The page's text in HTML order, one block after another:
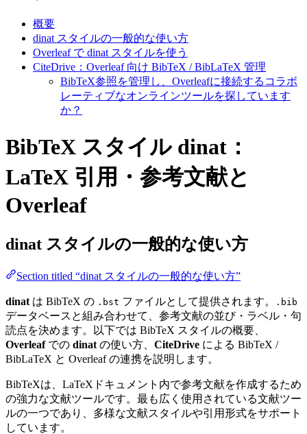
概要
dinat スタイルの一般的な使い方
Overleaf で dinat スタイルを使う
CiteDrive：Overleaf 向け BibTeX / BibLaTeX 管理
BibTeX参照を管理し、Overleafに接続するコラボ
レーティブなオンラインツールを探しています
か？
BibTeX スタイル dinat：
LaTeX 引用・参考文献と
Overleaf
dinat スタイルの一般的な使い方
Section titled “dinat スタイルの一般的な使い方”
dinat は BibTeX の .bst ファイルとして提供されます。 .bib
データベースと組み合わせて、参考文献の並び・ラベル・句
読点を決めます。以下では BibTeX スタイルの概要、
Overleafでの dinat の使い方、 CiteDrive による BibTeX /
BibLaTeX と Overleaf の連携を説明します。
BibTeXは、LaTeXドキュメント内で参考文献を作成するため
の強力な文献ツールです。最も広く使用されている文献ツー
ルの一つであり、多様な文献スタイルや引用形式をサポート
しています。